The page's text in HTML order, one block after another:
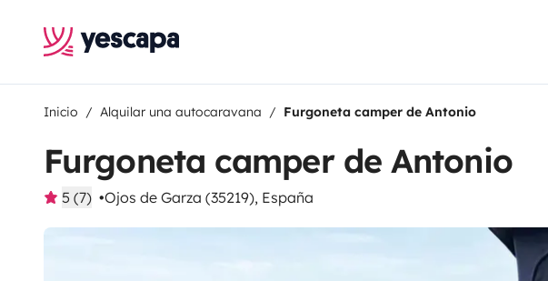
Inicio Alquilar una autocaravana Furgoneta camper de Antonio
Furgoneta camper de Antonio
5 (7) Ojos de Garza (35219), España